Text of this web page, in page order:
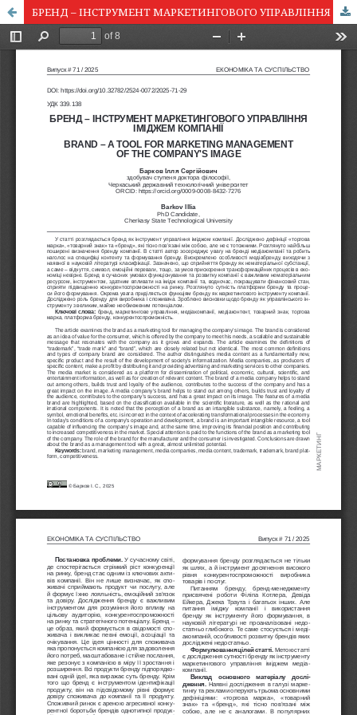
БРЕНД – ІНСТРУМЕНТ МАРКЕТИНГОВОГО УПРАВЛІННЯ ІМІДЖЕМ КОМПАНІЇ